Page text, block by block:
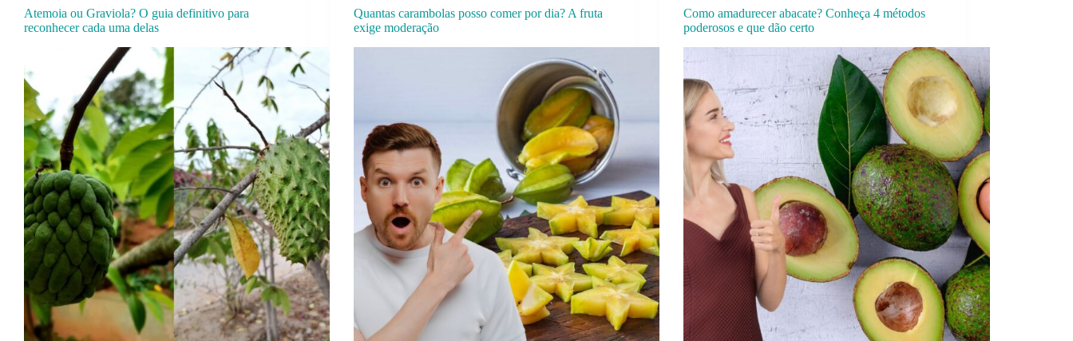
Atemoia ou Graviola? O guia definitivo para
reconhecer cada uma delas
Quantas carambolas posso comer por dia? A fruta
exige moderação
Como amadurecer abacate? Conheça 4 métodos
poderosos e que dão certo